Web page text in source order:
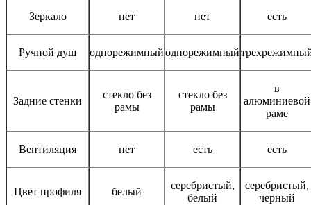
Зеркало нет нет есть
Ручной душ однорежимныйоднорежимный
Задние стенки
стекло без
рамы
стекло без
рамы
в
алюминиевой
раме
Вентиляция нет есть есть
Цвет профиля белый
серебристый,
белый
серебристый,
черный